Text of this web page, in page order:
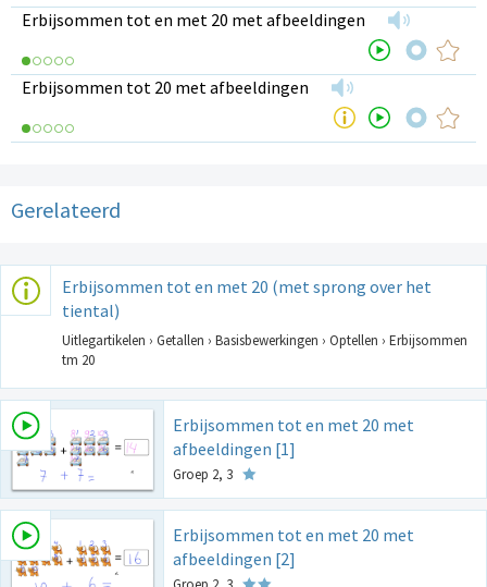
Erbijsommen tot en met 20 met afbeeldingen
Erbijsommen tot 20 met afbeeldingen
Gerelateerd
Erbijsommen tot en met 20 (met sprong over het
tiental)
Uitlegartikelen › Getallen › Basisbewerkingen › Optellen › Erbijsommen
tm 20
Erbijsommen tot en met 20 met
afbeeldingen [1]
Groep 2, 3
Erbijsommen tot en met 20 met
afbeeldingen [2]